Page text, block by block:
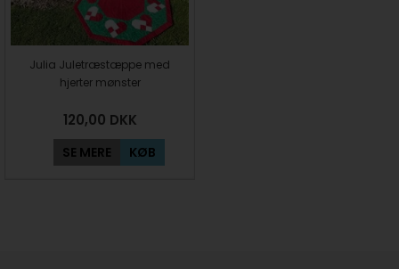
Julia Juletræstæppe med
hjerter mønster
120,00 DKK
SE MERE KØB